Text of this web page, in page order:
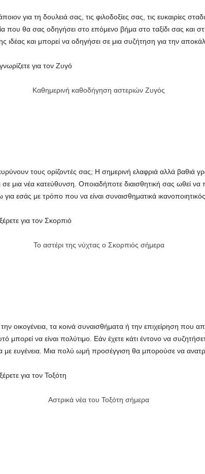
για τη δουλειά σας, τις φιλοδοξίες σας, τις ευκαιρίες
που θα σας οδηγήσει στο επόμενο βήμα στο ταξίδι σας και
ιδέας και μπορεί να οδηγήσει σε μια συζήτηση για την
για τον Ζυγό
Καθημερινή καθοδήγηση αστεριών Ζυγός
τους ορίζοντές σας; Η σημερινή ελαφριά αλλά βαθιά
μια νέα κατεύθυνση. Οποιαδήποτε διαισθητική σας ωθεί να
εσάς με τρόπο που να είναι συναισθηματικά ικανοποιητικός
για τον Σκορπιό
Το αστέρι της νύχτας ο Σκορπιός σήμερα
οικογένεια, τα κοινά συναισθήματα ή την επιχείρηση που
να είναι πολύτιμο. Εάν έχετε κάτι έντονο να
με ευγένεια. Μια πολύ ωμή προσέγγιση θα μπορούσε να
για τον Τοξότη
Αστρικά νέα του Τοξότη σήμερα